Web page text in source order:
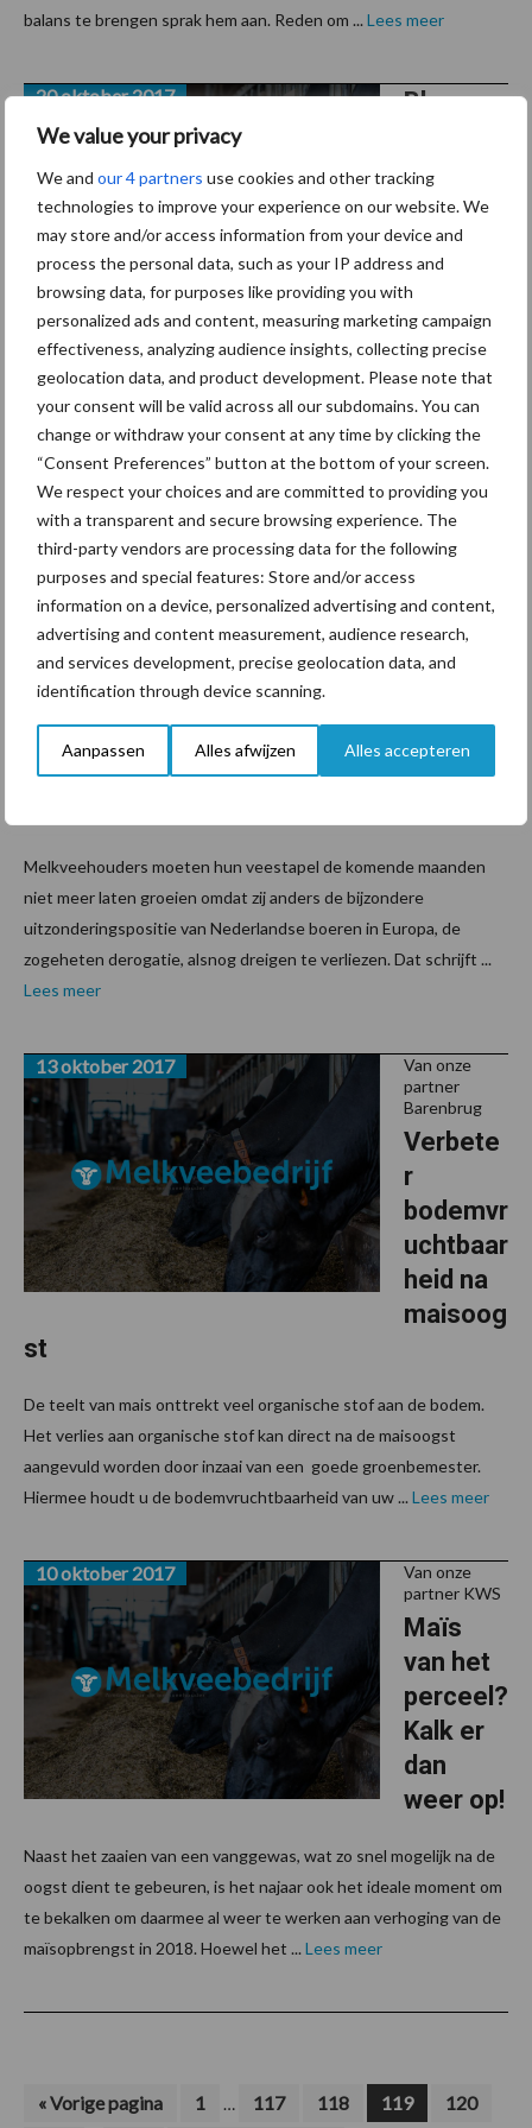
We value your privacy
We and our 4 partners use cookies and other tracking
technologies to improve your experience on our website. We
may store and/or access information from your device and
process the personal data, such as your IP address and
browsing data, for purposes like providing you with
personalized ads and content, measuring marketing campaign
effectiveness, analyzing audience insights, collecting precise
geolocation data, and product development. Please note that
your consent will be valid across all our subdomains. You can
change or withdraw your consent at any time by clicking the
“Consent Preferences” button at the bottom of your screen.
We respect your choices and are committed to providing you
with a transparent and secure browsing experience. The
third-party vendors are processing data for the following
purposes and special features: Store and/or access
information on a device, personalized advertising and content,
advertising and content measurement, audience research,
and services development, precise geolocation data, and
identification through device scanning.
Aanpassen Alles afwijzen Alles accepteren
balans te brengen sprak hem aan. Reden om ... Lees meer
Blog van
burger
met
grote
zorgen
20 oktober 2017
Ik zag pas een
uitzending van de partij voor de dieren. Hier werd alleen maar
gesproken over de CO2 uitstoot die veroorzaakt zou worden
te zeggen. Onze CO2 uitstoot ...
Lees meer
Minister
Kamp
waarsch
uwt voor
onveran
groei
melkvee
19 oktober 2017
Melkveehouders moeten hun veestapel de komende maanden
niet meer laten groeien omdat zij anders de bijzondere
uitzonderingspositie van Nederlandse boeren in Europa, de
zogeheten derogatie, alsnog dreigen te verliezen. Dat schrijft ...
Lees meer
Van onze
partner
Barenbrug
Verbete
r
bodemvr
uchtbaar
heid na
maisoog
st
13 oktober 2017
De teelt van mais onttrekt veel organische stof aan de bodem.
Het verlies aan organische stof kan direct na de maisoogst
aangevuld worden door inzaai van een goede groenbemester.
Hiermee houdt u de bodemvruchtbaarheid van uw ... Lees meer
Van onze
partner KWS
Maïs
van het
perceel?
Kalk er
dan
weer op!
10 oktober 2017
Naast het zaaien van een vanggewas, wat zo snel mogelijk na de
oogst dient te gebeuren, is het najaar ook het ideale moment om
te bekalken om daarmee al weer te werken aan verhoging van de
maïsopbrengst in 2018. Hoewel het ... Lees meer
«Ga
Vorige pagina Pagina
1
Interim
… Pagina
117 Pagina
118 Pagina
119 Pagina
120